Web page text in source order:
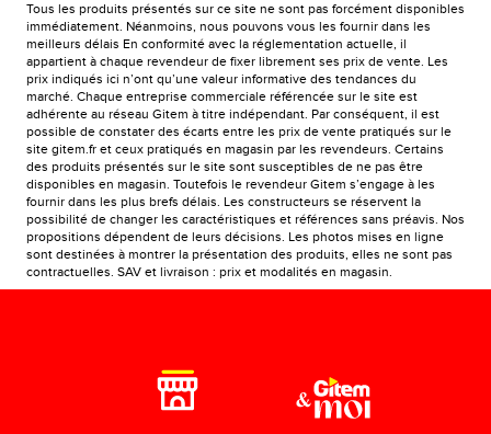
Tous les produits présentés sur ce site ne sont pas forcément disponibles
immédiatement. Néanmoins, nous pouvons vous les fournir dans les
meilleurs délais En conformité avec la réglementation actuelle, il
appartient à chaque revendeur de fixer librement ses prix de vente. Les
prix indiqués ici n’ont qu’une valeur informative des tendances du
marché. Chaque entreprise commerciale référencée sur le site est
adhérente au réseau Gitem à titre indépendant. Par conséquent, il est
possible de constater des écarts entre les prix de vente pratiqués sur le
site gitem.fr et ceux pratiqués en magasin par les revendeurs. Certains
des produits présentés sur le site sont susceptibles de ne pas être
disponibles en magasin. Toutefois le revendeur Gitem s’engage à les
fournir dans les plus brefs délais. Les constructeurs se réservent la
possibilité de changer les caractéristiques et références sans préavis. Nos
propositions dépendent de leurs décisions. Les photos mises en ligne
sont destinées à montrer la présentation des produits, elles ne sont pas
contractuelles. SAV et livraison : prix et modalités en magasin.